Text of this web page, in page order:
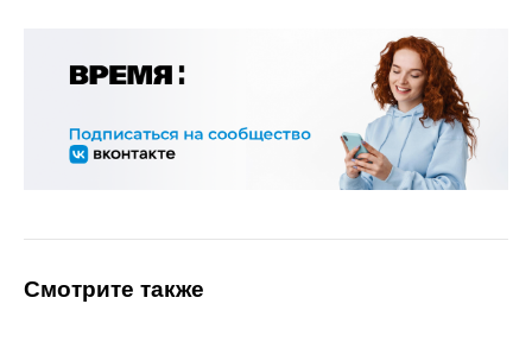
Смотрите также